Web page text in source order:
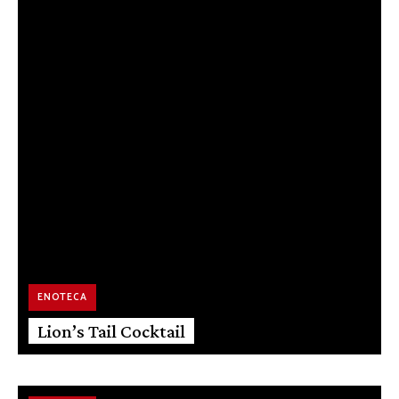
ENOTECA
Lion’s Tail Cocktail